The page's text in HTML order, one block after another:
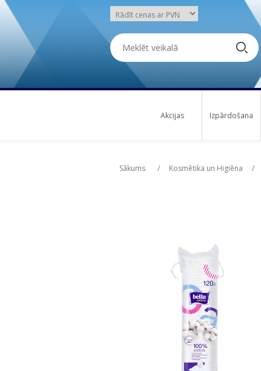
Akcijas Izpārdošana
Sākums / Kosmētika un Higiēna /